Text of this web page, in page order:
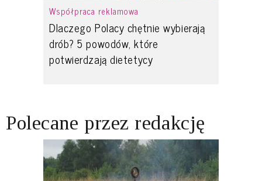
Współpraca reklamowa
Dlaczego Polacy chętnie wybierają
drób? 5 powodów, które
potwierdzają dietetycy
Polecane przez redakcję